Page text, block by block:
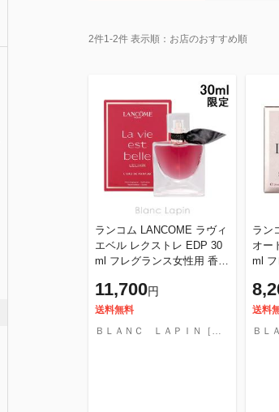
2件1-2件 表示順： お店のおすすめ順
ランコム LANCOME ラヴィ
エベル レクストレ EDP 30
ml フレグランス女性用 香水
11,700円
送料無料
ＢＬＡＮＣ ＬＡＰＩＮ［ブラン・ラパン］
ラン
オー
ml
送料